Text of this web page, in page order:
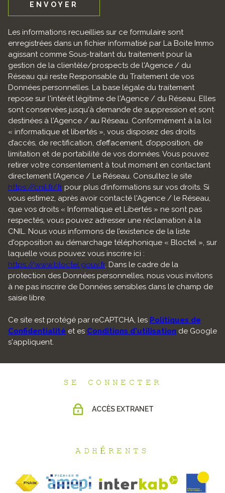
ENVOYER
Les informations recueillies sur ce formulaire sont
enregistrées dans un fichier informatisé par La Boite Immo
agissant comme Sous-traitant du traitement pour la
gestion de la clientèle/prospects de l'Agence / du
Réseau qui reste Responsable du Traitement de vos
Données personnelles. La base légale du traitement
repose sur l'intérêt légitime de l'Agence / du Réseau. Elles
sont conservées jusqu'à demande de suppression et sont
destinées à l'Agence / au Réseau. Conformément à la loi
« informatique et libertés », vous disposez des droits
d’accès, de rectification, d’effacement, d’opposition, de
limitation et de portabilité de vos données. Vous pouvez
retirer votre consentement à tout moment en contactant
directement l’Agence / Le Réseau. Consultez le site
https://cnil.fr/fr pour plus d’informations sur vos droits. Si
vous estimez, après avoir contacté l'Agence / le Réseau,
que vos droits « Informatique et Libertés » ne sont pas
respectés, vous pouvez adresser une réclamation à la
CNIL. Nous vous informons de l’existence de la liste
d'opposition au démarchage téléphonique « Bloctel », sur
laquelle vous pouvez vous inscrire ici :
https://www.bloctel.gouv.fr. Dans le cadre de la
protection des Données personnelles, nous vous invitons
à ne pas inscrire de Données sensibles dans le champ de
saisie libre.
Ce site est protégé par reCAPTCHA, les Politiques de
Confidentialité et es Conditions d'utilisation de Google
s'appliquent.
SE CONNECTER
ACCÈS EXTRANET
ADHÉRENTS